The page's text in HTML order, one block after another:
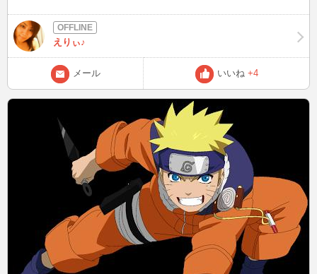
まった。 ３年くらい お塩を買わなくてもいいんじゃないかってゆ
ー大きさ。 皆さん お買い物の時には サイズを確認しましょ
う・・・・ あたりまえか＞＜ でも 美味しいから いいとしましょ
う＾＾
えりぃ♪
メール いいね +4